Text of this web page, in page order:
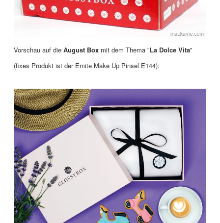
Vorschau auf die August Box mit dem Thema "La Dolce Vita"
(fixes Produkt ist der Emite Make Up Pinsel E144):